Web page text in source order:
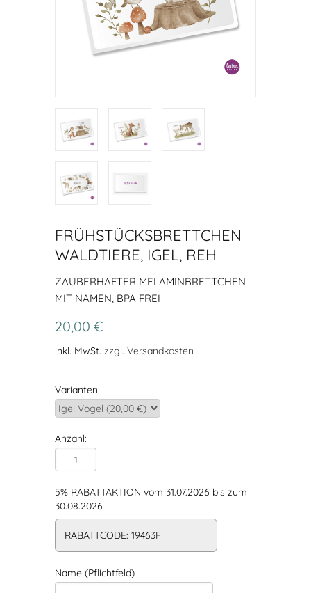
FRÜHSTÜCKSBRETTCHEN
WALDTIERE, IGEL, REH
ZAUBERHAFTER MELAMINBRETTCHEN
MIT NAMEN, BPA FREI
20,00 €
inkl. MwSt. zzgl. Versandkosten
Varianten
Anzahl:
5% RABATTAKTION vom 31.07.2026 bis zum
30.08.2026
RABATTCODE: 19463F
Name (Pflichtfeld)